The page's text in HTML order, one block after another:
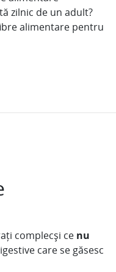
zilnic de un adult?
alimentare pentru
complecși ce nu
care se găsesc